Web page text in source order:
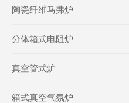
陶瓷纤维马弗炉
分体箱式电阻炉
真空管式炉
箱式真空气氛炉